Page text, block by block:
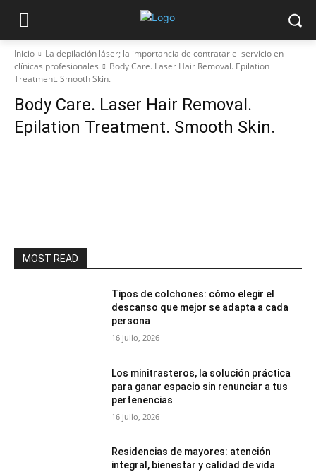
Inicio
La depilación láser; la importancia de contratar el servicio en
clínicas profesionales
Body Care. Laser Hair Removal. Epilation
Treatment. Smooth Skin.
Body Care. Laser Hair Removal.
Epilation Treatment. Smooth Skin.
MOST READ
Tipos de colchones: cómo elegir el
descanso que mejor se adapta a cada
persona
16 julio, 2026
Los minitrasteros, la solución práctica
para ganar espacio sin renunciar a tus
pertenencias
16 julio, 2026
Residencias de mayores: atención
integral, bienestar y calidad de vida